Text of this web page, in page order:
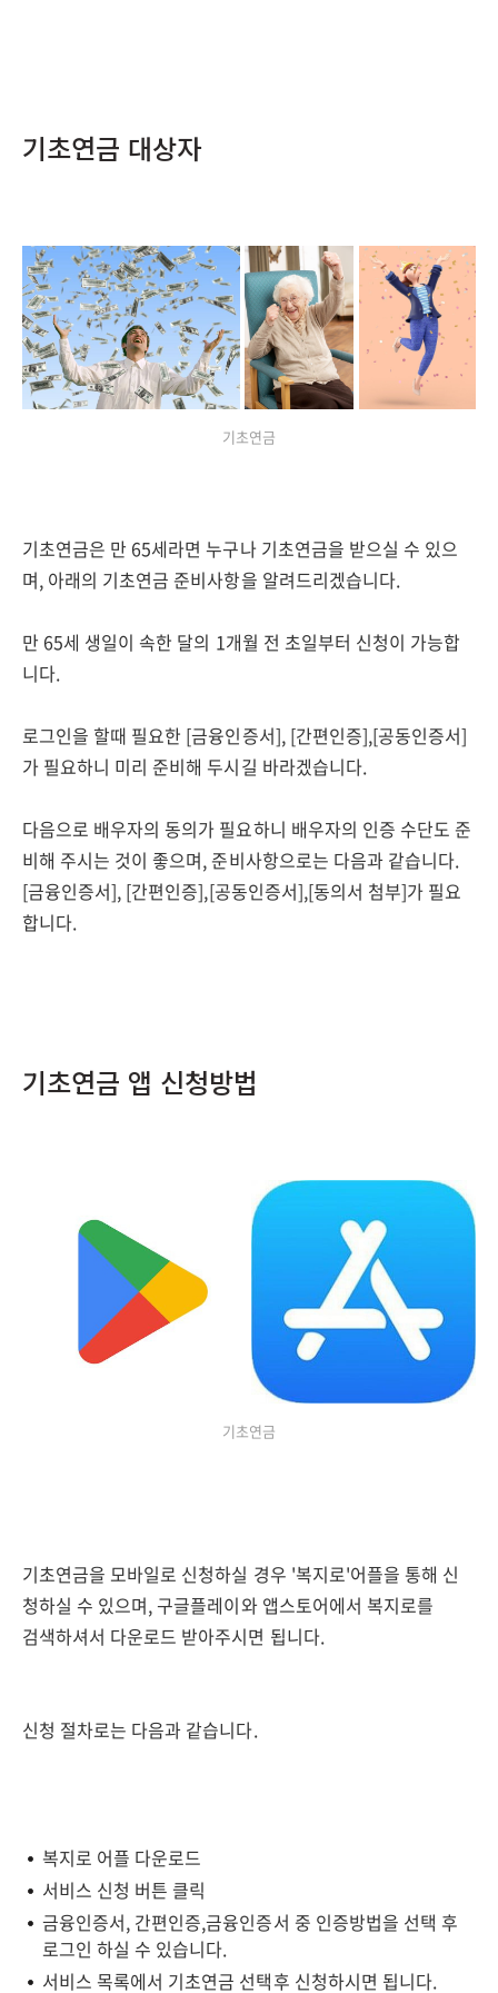
기초연금 대상자
기초연금
기초연금은 만 65세라면 누구나 기초연금을 받으실 수 있으
며, 아래의 기초연금 준비사항을 알려드리겠습니다.
만 65세 생일이 속한 달의 1개월 전 초일부터 신청이 가능합
니다.
로그인을 할때 필요한 [금융인증서], [간편인증],[공동인증서]
가 필요하니 미리 준비해 두시길 바라겠습니다.
다음으로 배우자의 동의가 필요하니 배우자의 인증 수단도 준
비해 주시는 것이 좋으며, 준비사항으로는 다음과 같습니다.
[금융인증서], [간편인증],[공동인증서],[동의서 첨부]가 필요
합니다.
기초연금 앱 신청방법
기초연금
기초연금을 모바일로 신청하실 경우 '복지로'어플을 통해 신
청하실 수 있으며, 구글플레이와 앱스토어에서 복지로를
검색하셔서 다운로드 받아주시면 됩니다.
신청 절차로는 다음과 같습니다.
복지로 어플 다운로드
서비스 신청 버튼 클릭
금융인증서, 간편인증,금융인증서 중 인증방법을 선택 후
로그인 하실 수 있습니다.
서비스 목록에서 기초연금 선택후 신청하시면 됩니다.